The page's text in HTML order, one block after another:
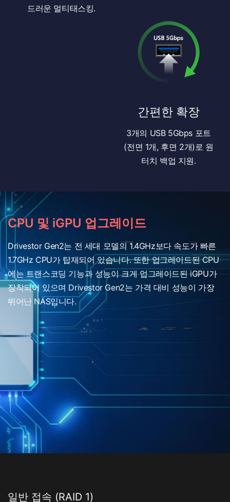
드러운 멀티태스킹.
간편한 확장
3개의 USB 5Gbps 포트
(전면 1개, 후면 2개)로 원
터치 백업 지원.
CPU 및 iGPU 업그레이드
Drivestor Gen2는 전 세대 모델의 1.4GHz보다 속도가 빠른
1.7GHz CPU가 탑재되어 있습니다. 또한 업그레이드된 CPU
에는 트랜스코딩 기능과 성능이 크게 업그레이드된 iGPU가
장착되어 있으며 Drivestor Gen2는 가격 대비 성능이 가장
뛰어난 NAS입니다.
일반 접속 (RAID 1)